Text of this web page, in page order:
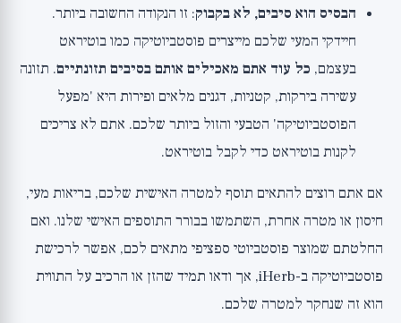
הבסיס הוא סיבים, לא בקבוק: זו הנקודה החשובה ביותר.
חיידקי המעי שלכם מייצרים פוסטביוטיקה כמו בוטיראט
בעצמם, כל עוד אתם מאכילים אותם בסיבים תזונתיים. תזונה
עשירה בירקות, קטניות, דגנים מלאים ופירות היא 'מפעל
הפוסטביוטיקה' הטבעי והזול ביותר שלכם. אתם לא צריכים
לקנות בוטיראט כדי לקבל בוטיראט.
אם אתם רוצים להתאים תוסף למטרה האישית שלכם, בריאות מעי,
חיסון או מטרה אחרת, השתמשו בבורר התוספים האישי שלנו. ואם
החלטתם שמוצר פוסטביוטי ספציפי מתאים לכם, אפשר לרכישת
פוסטביוטיקה ב-iHerb
, אך ודאו תמיד שהזן או הרכיב על התווית
הוא זה שנחקר למטרה שלכם.